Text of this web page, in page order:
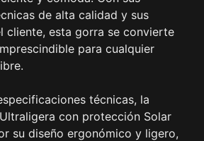
de alta calidad y sus
cliente, esta gorra se convierte
para cualquier
técnicas, la
con protección Solar
su diseño ergonómico y ligero,